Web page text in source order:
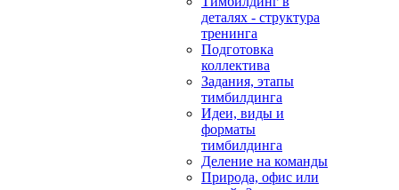
деталях - структура
тренинга
Подготовка
коллектива
Задания, этапы
тимбилдинга
Идеи, виды и
форматы
тимбилдинга
Деление на команды
Природа, офис или